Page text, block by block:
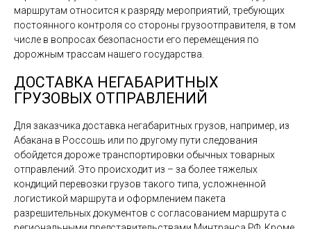
маршрутам относится к разряду мероприятий, требующих
постоянного контроля со стороны грузоотправителя, в том
числе в вопросах безопасности его перемещения по
дорожным трассам нашего государства.
ДОСТАВКА НЕГАБАРИТНЫХ
ГРУЗОВЫХ ОТПРАВЛЕНИЙ
Для заказчика доставка негабаритных грузов, например, из
Абакана в Россошь или по другому пути следования
обойдется дороже транспортировки обычных товарных
отправлений. Это происходит из – за более тяжелых
кондиций перевозки грузов такого типа, усложненной
логистикой маршрута и оформлением пакета
разрешительных документов с согласованием маршрута с